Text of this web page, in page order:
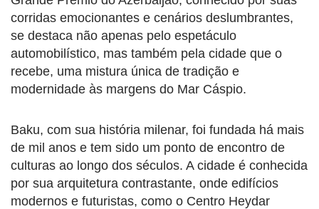
corridas emocionantes e cenários deslumbrantes,
se destaca não apenas pelo espetáculo
automobilístico, mas também pela cidade que o
recebe, uma mistura única de tradição e
modernidade às margens do Mar Cáspio.
Baku, com sua história milenar, foi fundada há mais
de mil anos e tem sido um ponto de encontro de
culturas ao longo dos séculos. A cidade é conhecida
por sua arquitetura contrastante, onde edifícios
modernos e futuristas, como o Centro Heydar